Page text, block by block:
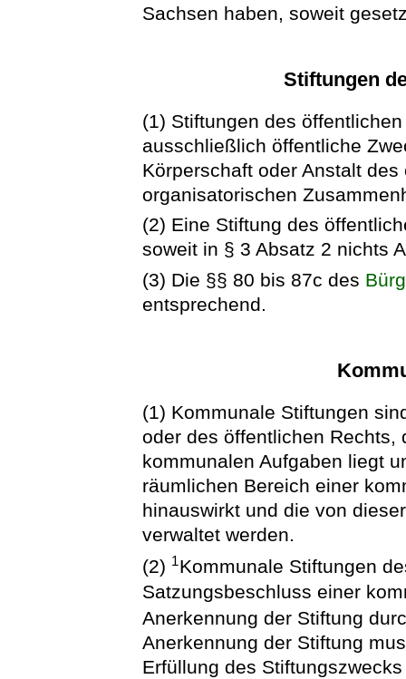
Sachsen haben, soweit
Stiftungen
(1) Stiftungen des
ausschließlich öffentliche
Körperschaft oder Anstalt
organisatorischen
(2) Eine Stiftung des
soweit in § 3 Absatz 2 nichts
(3) Die §§ 80 bis 87c des
entsprechend.
(1) Kommunale Stiftungen
oder des öffentlichen Rechts,
kommunalen Aufgaben liegt
räumlichen Bereich einer
hinauswirkt und die von
verwaltet werden.
(2) 1Kommunale Stiftungen
Satzungsbeschluss einer
Anerkennung der Stiftung
Anerkennung der Stiftung
Erfüllung des